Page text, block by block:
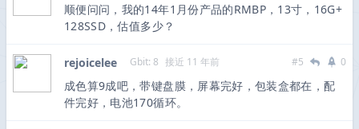
顺便问问，我的14年1月份产品的RMBP，13寸，16G+
128SSD，估值多少？
rejoicelee Gbit: 8 接近 11 年前 #5 0
成色算9成吧，带键盘膜，屏幕完好，包装盒都在，配
件完好，电池170循环。